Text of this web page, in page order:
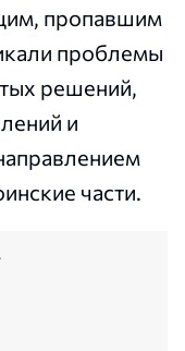
пропавшим
проблемы
решений,
и
части.